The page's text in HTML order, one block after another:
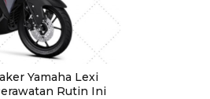
Yamaha Lexi
Rutin Ini